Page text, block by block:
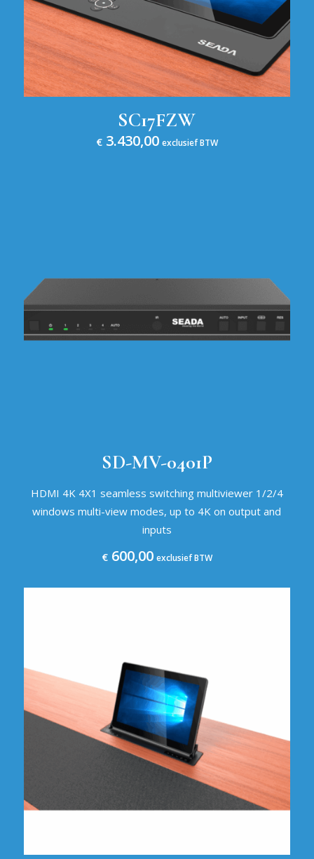
SC17FZW
€3.430,00 exclusief BTW
SD-MV-0401P
HDMI 4K 4X1 seamless switching multiviewer 1/2/4
windows multi-view modes, up to 4K on output and
inputs
€600,00 exclusief BTW